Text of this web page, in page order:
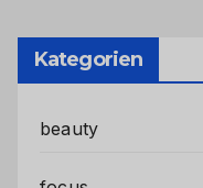
Kategorien
beauty